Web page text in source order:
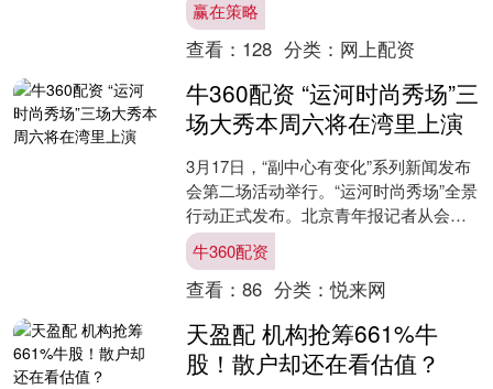
睛都快看不清，场面犹如....
赢在策略
查看： 128 分类： 网上配资
牛360配资 “运河时尚秀场”三
场大秀本周六将在湾里上演
3月17日，“副中心有变化”系列新闻发布
会第二场活动举行。“运河时尚秀场”全景
行动正式发布。北京青年报记者从会上
获悉，3月21日，“时尚北京·春风入湾”运
河时尚....
牛360配资
查看： 86 分类：悦来网
天盈配 机构抢筹661%牛
股！散户却还在看估值？